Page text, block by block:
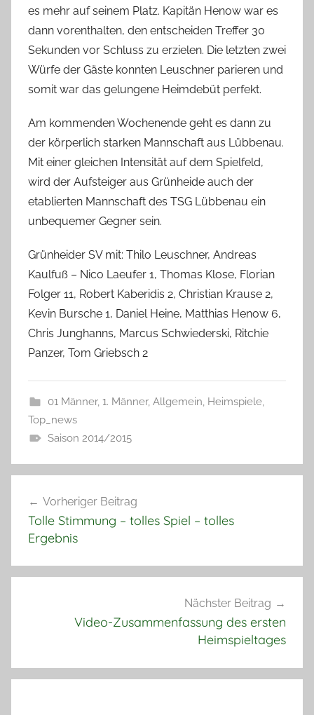
es mehr auf seinem Platz. Kapitän Henow war es
dann vorenthalten, den entscheiden Treffer 30
Sekunden vor Schluss zu erzielen. Die letzten zwei
Würfe der Gäste konnten Leuschner parieren und
somit war das gelungene Heimdebüt perfekt.
Am kommenden Wochenende geht es dann zu
der körperlich starken Mannschaft aus Lübbenau.
Mit einer gleichen Intensität auf dem Spielfeld,
wird der Aufsteiger aus Grünheide auch der
etablierten Mannschaft des TSG Lübbenau ein
unbequemer Gegner sein.
Grünheider SV mit: Thilo Leuschner, Andreas
Kaulfuß – Nico Laeufer 1, Thomas Klose, Florian
Folger 11, Robert Kaberidis 2, Christian Krause 2,
Kevin Bursche 1, Daniel Heine, Matthias Henow 6,
Chris Junghanns, Marcus Schwiederski, Ritchie
Panzer, Tom Griebsch 2
01 Männer, 1. Männer, Allgemein, Heimspiele,
Top_news
Saison 2014/2015
Vorheriger Beitrag
Tolle Stimmung – tolles Spiel – tolles
Ergebnis
Nächster Beitrag
Video-Zusammenfassung des ersten
Heimspieltages